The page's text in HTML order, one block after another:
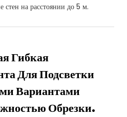
стен на расстоянии до 5 м.
Гибкая
Для Подсветки
Вариантами
Обрезки.